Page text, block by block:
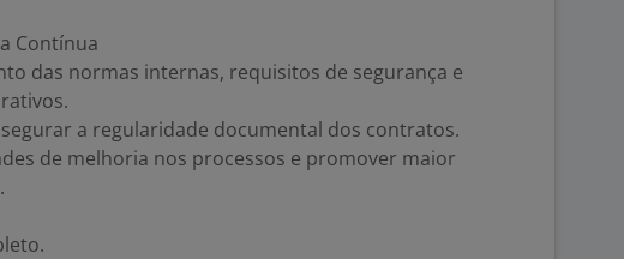
Contínua
das normas internas, requisitos de segurança e
a regularidade documental dos contratos.
de melhoria nos processos e promover maior